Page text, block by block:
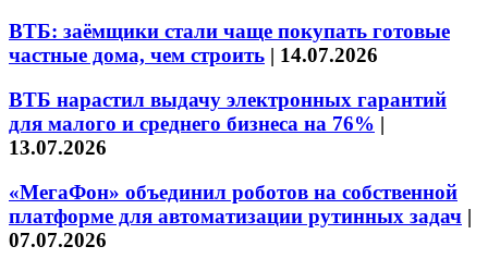
ВТБ: заёмщики стали чаще покупать готовые
частные дома, чем строить | 14.07.2026
ВТБ нарастил выдачу электронных гарантий
для малого и среднего бизнеса на 76% |
13.07.2026
«МегаФон» объединил роботов на собственной
платформе для автоматизации рутинных задач |
07.07.2026